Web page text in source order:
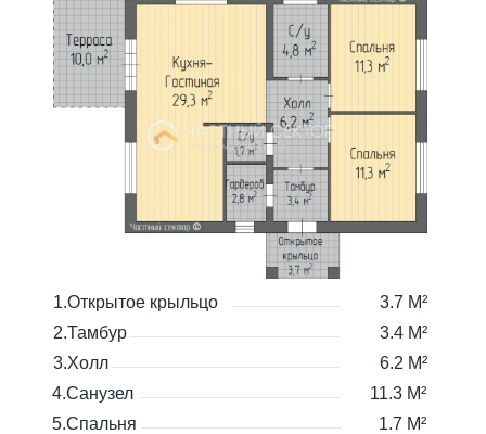
1.Открытое крыльцо
2.Тамбур
3.Холл
3.7 М²
3.4 М²
6.2 М²
4.Санузел
5.Спальня
1.7 М²
11.3 М²